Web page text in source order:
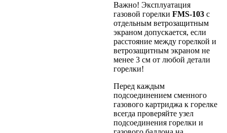
Важно! Эксплуатация
газовой горелки FMS-103 с
отдельным ветрозащитным
экраном допускается, если
расстояние между горелкой и
ветрозащитным экраном не
менее 3 см от любой детали
горелки!
Перед каждым
подсоединением сменного
газового картриджа к горелке
всегда проверяйте узел
подсоединения горелки и